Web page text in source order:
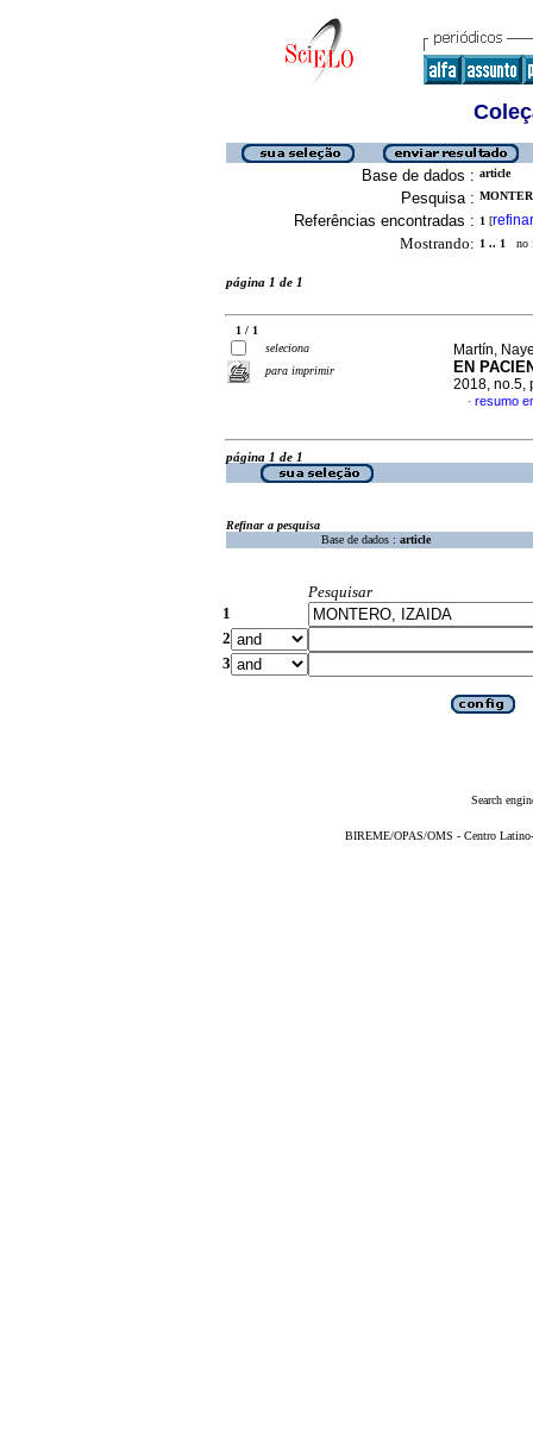
Base de dados : article
Pesquisa :
Referências encontradas : 1 [refinar
Mostrando: 1 .. 1 no
página 1 de 1
1 / 1
seleciona
para imprimir
Martín,
EN
2018, no.5,
· resumo
página 1 de 1
Refinar a pesquisa
Base de dados : article
Pesquisar
1
2
3
Search
BIREME/OPAS/OMS - Centro Latino-